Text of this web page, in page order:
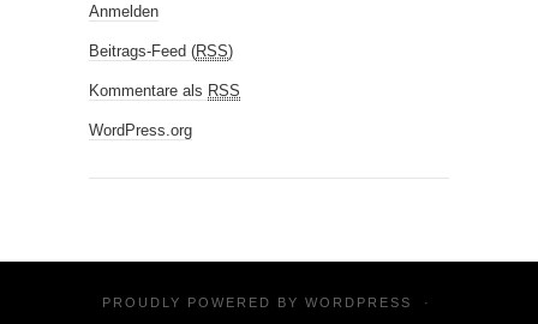
Anmelden
Beitrags-Feed (RSS)
Kommentare als RSS
WordPress.org
PROUDLY POWERED BY WORDPRESS
·